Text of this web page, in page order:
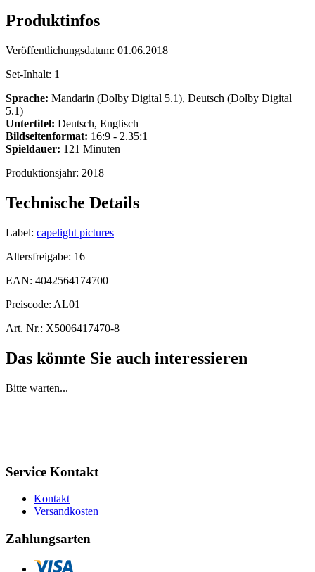
Produktinfos
Veröffentlichungsdatum: 01.06.2018
Set-Inhalt: 1
Sprache: Mandarin (Dolby Digital 5.1), Deutsch (Dolby Digital
5.1)
Untertitel: Deutsch, Englisch
Bildseitenformat: 16:9 - 2.35:1
Spieldauer: 121 Minuten
Produktionsjahr: 2018
Technische Details
Label: capelight pictures
Altersfreigabe: 16
EAN: 4042564174700
Preiscode: AL01
Art. Nr.: X5006417470-8
Das könnte Sie auch interessieren
Bitte warten...
Service Kontakt
Kontakt
Versandkosten
Zahlungsarten